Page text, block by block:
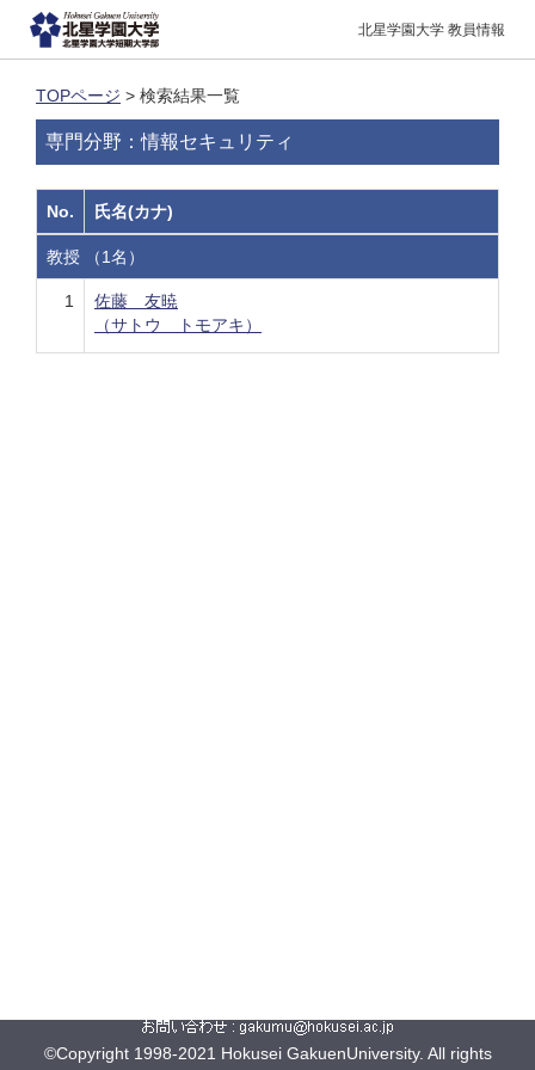
北星学園大学 教員情報
TOPページ > 検索結果一覧
専門分野：情報セキュリティ
No. 氏名(カナ)
教授 （1名）
1
佐藤 友暁
（サトウ トモアキ）
©Copyright 1998-2021 Hokusei GakuenUniversity. All rights